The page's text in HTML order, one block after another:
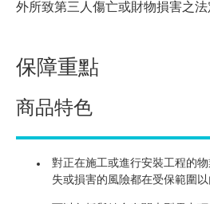
外所致第三人傷亡或財物損害之法
保障重點
商品特色
對正在施工或進行安裝工程的
失或損害的風險都在受保範圍以